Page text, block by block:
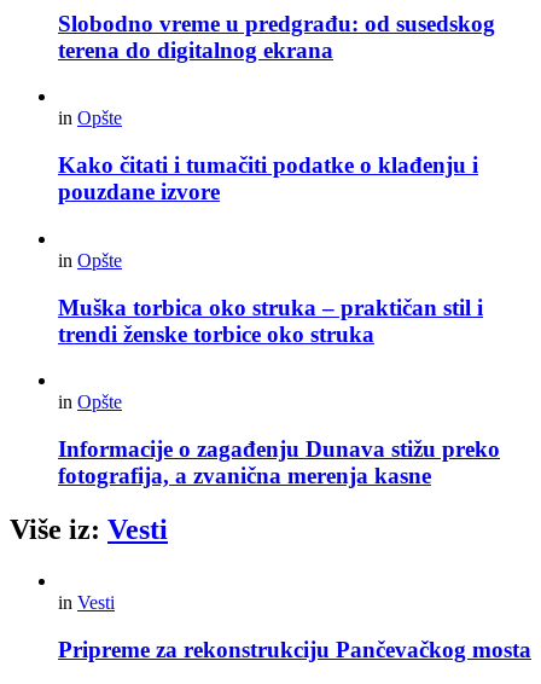
Slobodno vreme u predgrađu: od susedskog
terena do digitalnog ekrana
in Opšte
Kako čitati i tumačiti podatke o klađenju i
pouzdane izvore
in Opšte
Muška torbica oko struka – praktičan stil i
trendi ženske torbice oko struka
in Opšte
Informacije o zagađenju Dunava stižu preko
fotografija, a zvanična merenja kasne
Više iz: Vesti
in Vesti
Pripreme za rekonstrukciju Pančevačkog mosta